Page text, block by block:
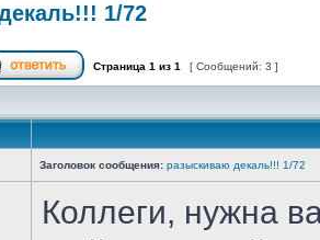
1/72
Страница 1 из 1 [ Сообщений: 3 ]
Заголовок сообщения: разыскиваю декаль!!! 1/72
Коллеги, нужна